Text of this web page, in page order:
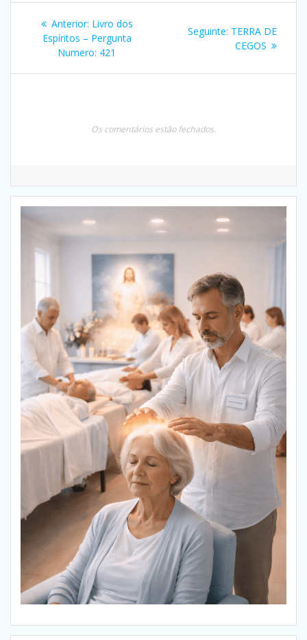
Navegação
Post
Anterior: Post
anterior:
Livro dos
Espíritos – Pergunta
Numero: 421
Seguinte: Post
seguinte:
TERRA DE
CEGOS
Os comentários estão fechados.